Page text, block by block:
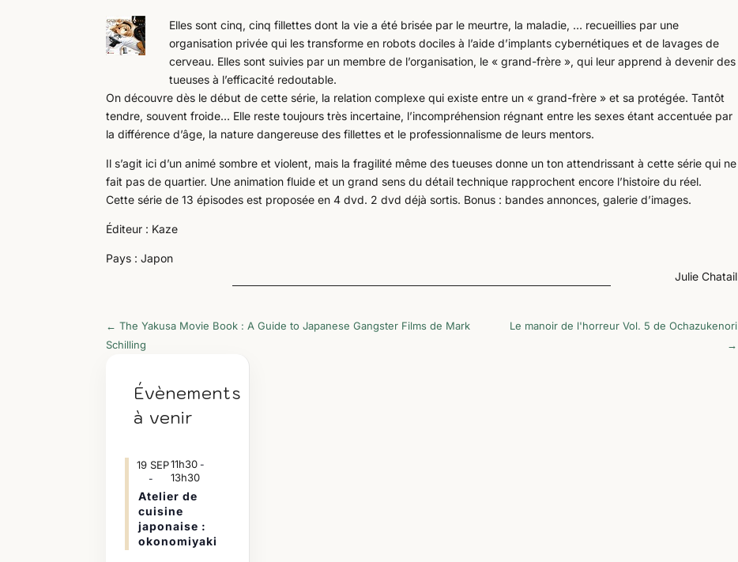
Elles sont cinq, cinq fillettes dont la vie a été brisée par le meurtre, la maladie, … recueillies par une
organisation privée qui les transforme en robots dociles à l’aide d’implants cybernétiques et de lavages de
cerveau. Elles sont suivies par un membre de l’organisation, le « grand-frère », qui leur apprend à devenir des
tueuses à l’efficacité redoutable.
On découvre dès le début de cette série, la relation complexe qui existe entre un « grand-frère » et sa protégée. Tantôt
tendre, souvent froide… Elle reste toujours très incertaine, l’incompréhension régnant entre les sexes étant accentuée par
la différence d’âge, la nature dangereuse des fillettes et le professionnalisme de leurs mentors.
Il s’agit ici d’un animé sombre et violent, mais la fragilité même des tueuses donne un ton attendrissant à cette série qui ne
fait pas de quartier. Une animation fluide et un grand sens du détail technique rapprochent encore l’histoire du réel.
Cette série de 13 épisodes est proposée en 4 dvd. 2 dvd déjà sortis. Bonus : bandes annonces, galerie d’images.
Éditeur : Kaze
Pays : Japon
Julie Chatail
←The Yakusa Movie Book : A Guide to Japanese Gangster Films de Mark
Schilling
Le manoir de l'horreur Vol. 5 de Ochazukenori
→
Évènements
à venir
19 SEP11h30 -
13h30
Atelier de
cuisine
japonaise :
okonomiyaki